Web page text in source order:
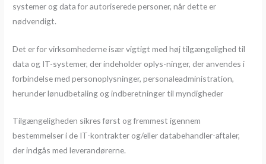
systemer og data for autoriserede personer, når dette er
nødvendigt.
Det er for virksomhederne især vigtigt med høj tilgængelighed til
data og IT-systemer, der indeholder oplys-ninger, der anvendes i
forbindelse med personoplysninger, personaleadministration,
herunder lønudbetaling og indberetninger til myndigheder
Tilgængeligheden sikres først og fremmest igennem
bestemmelser i de IT-kontrakter og/eller databehandler-aftaler,
der indgås med leverandørerne.